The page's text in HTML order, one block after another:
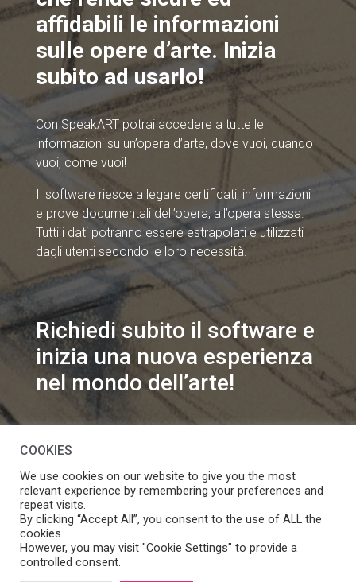
affidabili le informazioni
sulle opere d’arte. Inizia
subito ad usarlo!
Con SpeakART potrai accedere a tutte le
informazioni su un’opera d’arte, dove vuoi, quando
vuoi, come vuoi!
Il software riesce a legare certificati, informazioni
e prove documentali dell’opera, all’opera stessa.
Tutti i dati potranno essere estrapolati e utilizzati
dagli utenti secondo le loro necessità.
Richiedi subito il software e
inizia una nuova esperienza
nel mondo dell’arte!
Se vuoi modificare le preferenze sul consenso cookie
cliccaManage consent
COOKIES
We use cookies on our website to give you the most
relevant experience by remembering your preferences and
repeat visits.
By clicking “Accept All”, you consent to the use of ALL the
cookies.
However, you may visit "Cookie Settings" to provide a
controlled consent.